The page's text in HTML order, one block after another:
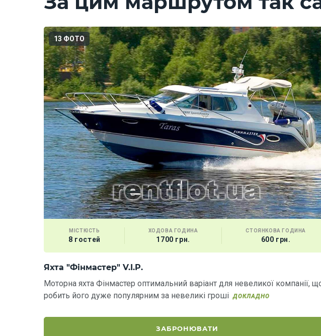
13 ФОТО
МІСТКІСТЬ
8 гостей
ХОДОВА ГОДИНА
1700 грн.
СТОЯНКОВА ГОДИНА
600 грн.
Яхта "Фінмастер" V.I.P.
Моторна яхта Фінмастер оптимальний варіант для невеликої компанії,
робить його дуже популярним за невеликі гроші ДОКЛАДНО
ЗАБРОНЮВАТИ